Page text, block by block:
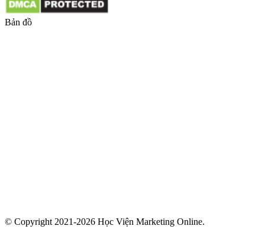
Bản đồ
© Copyright 2021-2026 Học Viện Marketing Online.